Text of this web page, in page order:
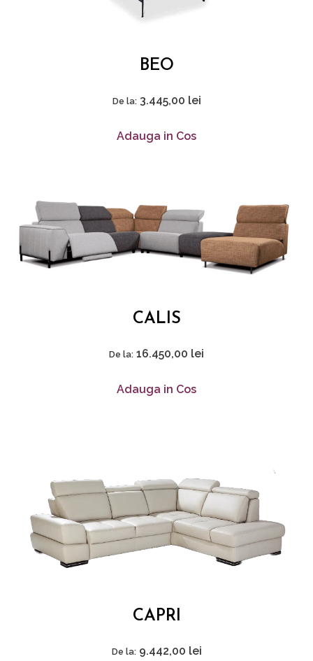
BEO
De la: 3.445,00 lei
Adauga in Cos
CALIS
De la: 16.450,00 lei
Adauga in Cos
CAPRI
De la: 9.442,00 lei